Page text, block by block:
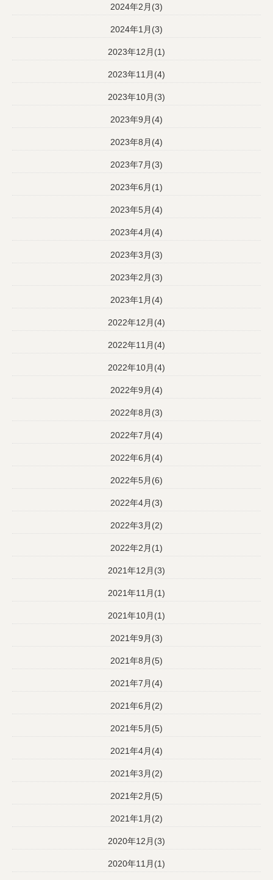
2024年2月(3)
2024年1月(3)
2023年12月(1)
2023年11月(4)
2023年10月(3)
2023年9月(4)
2023年8月(4)
2023年7月(3)
2023年6月(1)
2023年5月(4)
2023年4月(4)
2023年3月(3)
2023年2月(3)
2023年1月(4)
2022年12月(4)
2022年11月(4)
2022年10月(4)
2022年9月(4)
2022年8月(3)
2022年7月(4)
2022年6月(4)
2022年5月(6)
2022年4月(3)
2022年3月(2)
2022年2月(1)
2021年12月(3)
2021年11月(1)
2021年10月(1)
2021年9月(3)
2021年8月(5)
2021年7月(4)
2021年6月(2)
2021年5月(5)
2021年4月(4)
2021年3月(2)
2021年2月(5)
2021年1月(2)
2020年12月(3)
2020年11月(1)